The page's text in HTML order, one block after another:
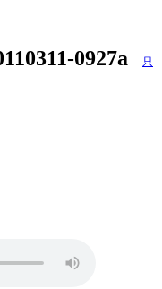
0927a
只